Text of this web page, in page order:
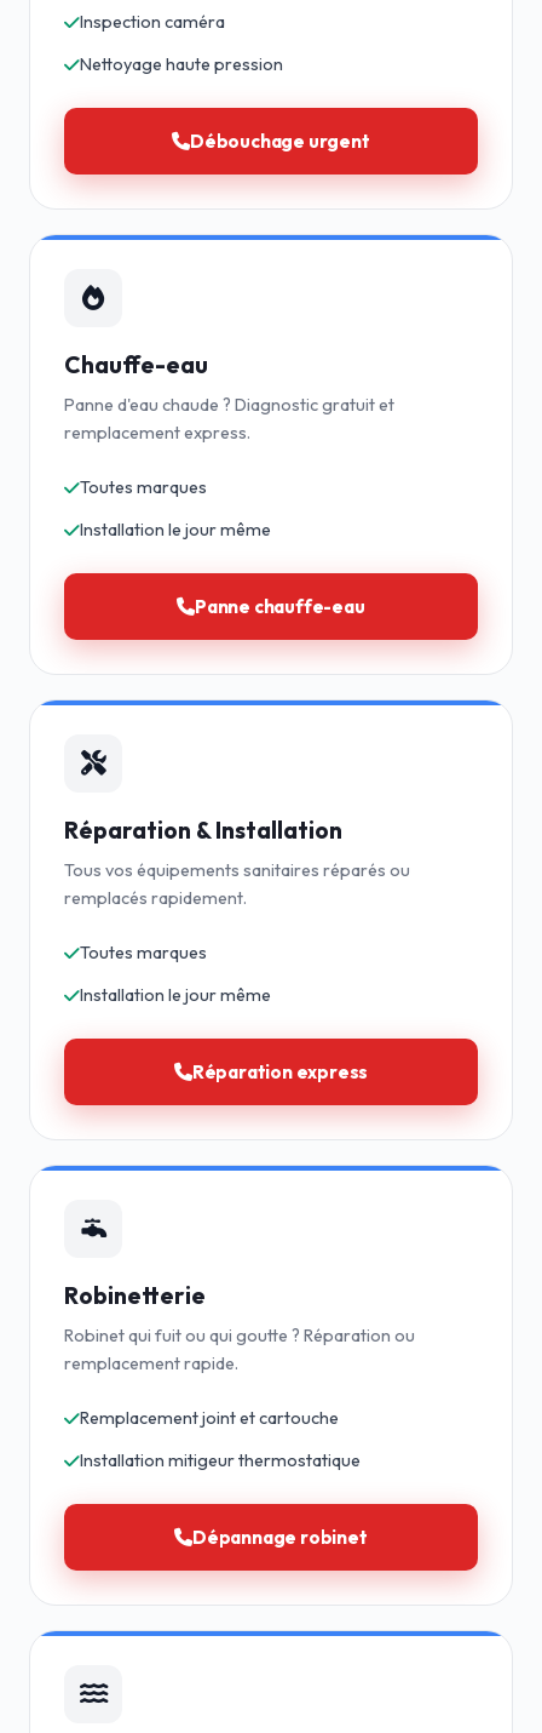
Inspection caméra
Nettoyage haute pression
Débouchage urgent
Chauffe-eau
Panne d'eau chaude ? Diagnostic gratuit et
remplacement express.
Toutes marques
Installation le jour même
Panne chauffe-eau
Réparation & Installation
Tous vos équipements sanitaires réparés ou
remplacés rapidement.
Toutes marques
Installation le jour même
Réparation express
Robinetterie
Robinet qui fuit ou qui goutte ? Réparation ou
remplacement rapide.
Remplacement joint et cartouche
Installation mitigeur thermostatique
Dépannage robinet